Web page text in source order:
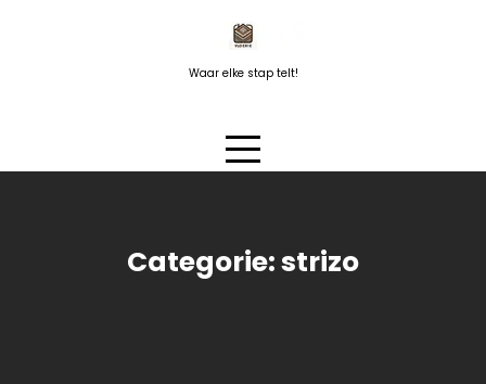
Waar elke stap telt!
Categorie:strizo